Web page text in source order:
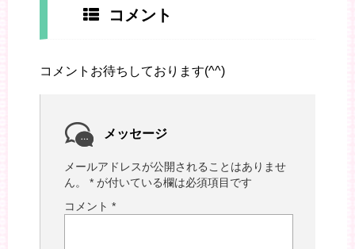
コメント
コメントお待ちしております(^^)
メッセージ
メールアドレスが公開されることはありませ
ん。
* が付いている欄は必須項目です
コメント *